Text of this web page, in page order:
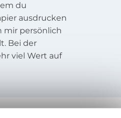
du
ausdrucken
mir persönlich
Bei der
viel Wert auf
nachnähen.